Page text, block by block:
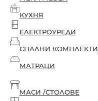
КУХНЯ
ЕЛЕКТРОУРЕДИ
СПАЛНИ КОМПЛЕКТИ
МАТРАЦИ
МАСИ /СТОЛОВЕ